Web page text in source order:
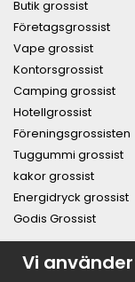
Butik grossist
Företagsgrossist
Vape grossist
Kontorsgrossist
Camping grossist
Hotellgrossist
Föreningsgrossisten
Tuggummi grossist
kakor grossist
Energidryck grossist
Godis Grossist
PRENUMERERA PÅ
ERBJUDANDEN OCH
Vi